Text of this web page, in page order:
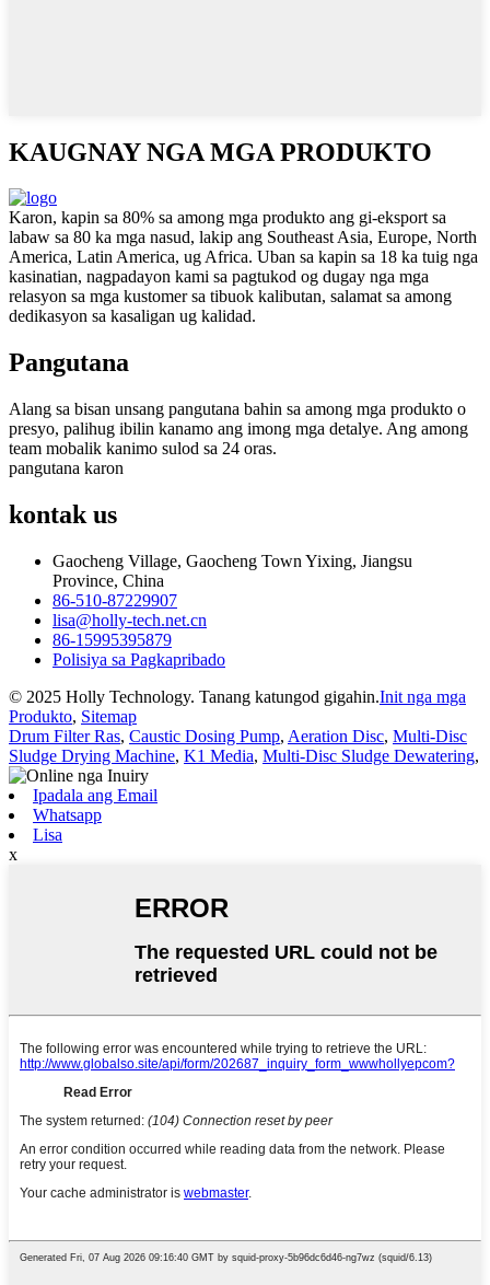
KAUGNAY NGA MGA PRODUKTO
Karon, kapin sa 80% sa among mga produkto ang gi-eksport sa
labaw sa 80 ka mga nasud, lakip ang Southeast Asia, Europe, North
America, Latin America, ug Africa. Uban sa kapin sa 18 ka tuig nga
kasinatian, nagpadayon kami sa pagtukod og dugay nga mga
relasyon sa mga kustomer sa tibuok kalibutan, salamat sa among
dedikasyon sa kasaligan ug kalidad.
Pangutana
Alang sa bisan unsang pangutana bahin sa among mga produkto o
presyo, palihug ibilin kanamo ang imong mga detalye. Ang among
team mobalik kanimo sulod sa 24 oras.
pangutana karon
kontakus
Gaocheng Village, Gaocheng Town Yixing, Jiangsu
Province, China
86-510-87229907
lisa@holly-tech.net.cn
86-15995395879
Polisiya sa Pagkapribado
© 2025 Holly Technology. Tanang katungod gigahin.Init nga mga
Produkto, Sitemap
Drum Filter Ras, Caustic Dosing Pump, Aeration Disc, Multi-Disc
Sludge Drying Machine, K1 Media, Multi-Disc Sludge Dewatering,
Ipadala ang Email
Whatsapp
Lisa
x